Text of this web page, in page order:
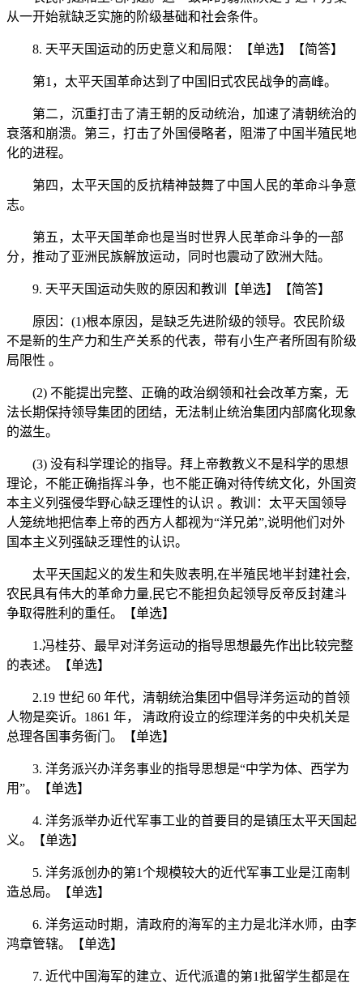
从一开始就缺乏实施的阶级基础和社会条件。
8. 天平天国运动的历史意义和局限：【单选】【简答】
第1，太平天国革命达到了中国旧式农民战争的高峰。
第二，沉重打击了清王朝的反动统治，加速了清朝统治的
衰落和崩溃。第三，打击了外国侵略者，阻滞了中国半殖民地
化的进程。
第四，太平天国的反抗精神鼓舞了中国人民的革命斗争意
志。
第五，太平天国革命也是当时世界人民革命斗争的一部
分，推动了亚洲民族解放运动，同时也震动了欧洲大陆。
9. 天平天国运动失败的原因和教训【单选】【简答】
原因：(1)根本原因，是缺乏先进阶级的领导。农民阶级
不是新的生产力和生产关系的代表，带有小生产者所固有阶级
局限性 。
(2) 不能提出完整、正确的政治纲领和社会改革方案，无
法长期保持领导集团的团结，无法制止统治集团内部腐化现象
的滋生。
(3) 没有科学理论的指导。拜上帝教教义不是科学的思想
理论，不能正确指挥斗争，也不能正确对待传统文化，外国资
本主义列强侵华野心缺乏理性的认识 。教训：太平天国领导
人笼统地把信奉上帝的西方人都视为“洋兄弟”,说明他们对外
国本主义列强缺乏理性的认识。
太平天国起义的发生和失败表明,在半殖民地半封建社会,
农民具有伟大的革命力量,民它不能担负起领导反帝反封建斗
争取得胜利的重任。【单选】
1.冯桂芬、最早对洋务运动的指导思想最先作出比较完整
的表述。【单选】
2.19 世纪 60 年代，清朝统治集团中倡导洋务运动的首领
人物是奕䜣。1861 年， 清政府设立的综理洋务的中央机关是
总理各国事务衙门。【单选】
3. 洋务派兴办洋务事业的指导思想是“中学为体、西学为
用”。【单选】
4. 洋务派举办近代军事工业的首要目的是镇压太平天国起
义。【单选】
5. 洋务派创办的第1个规模较大的近代军事工业是江南制
造总局。【单选】
6. 洋务运动时期，清政府的海军的主力是北洋水师，由李
鸿章管辖。【单选】
7. 近代中国海军的建立、近代派遣的第1批留学生都是在